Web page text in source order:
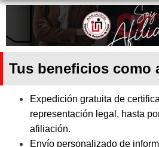
Tus beneficios como
Expedición gratuita de
representación legal, hasta
afiliación.
Envío personalizado de